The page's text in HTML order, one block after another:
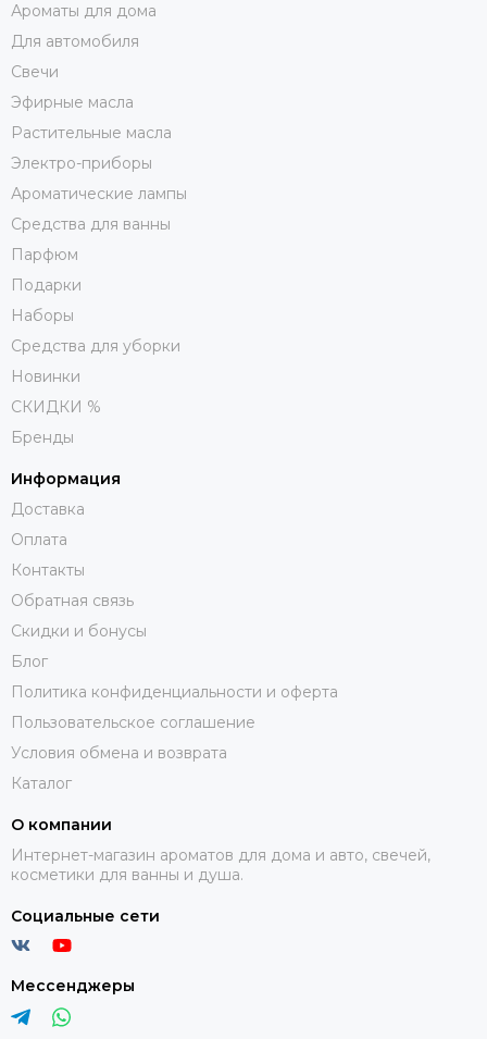
Ароматы для дома
Для автомобиля
Свечи
Эфирные масла
Растительные масла
Электро-приборы
Ароматические лампы
Средства для ванны
Парфюм
Подарки
Наборы
Средства для уборки
Новинки
СКИДКИ %
Бренды
Информация
Доставка
Оплата
Контакты
Обратная связь
Скидки и бонусы
Блог
Политика конфиденциальности и оферта
Пользовательское соглашение
Условия обмена и возврата
Каталог
О компании
Интернет-магазин ароматов для дома и авто, свечей,
косметики для ванны и душа.
Социальные сети
Мессенджеры